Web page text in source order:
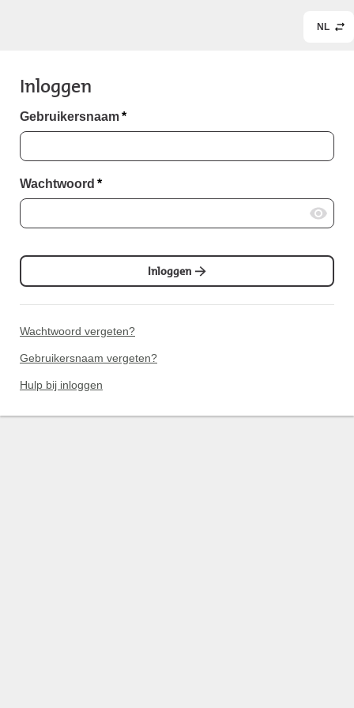
NL
Inloggen
Gebruikersnaam*
Wachtwoord *
Inloggen
Wachtwoord vergeten?
Gebruikersnaam vergeten?
Hulp bij inloggen